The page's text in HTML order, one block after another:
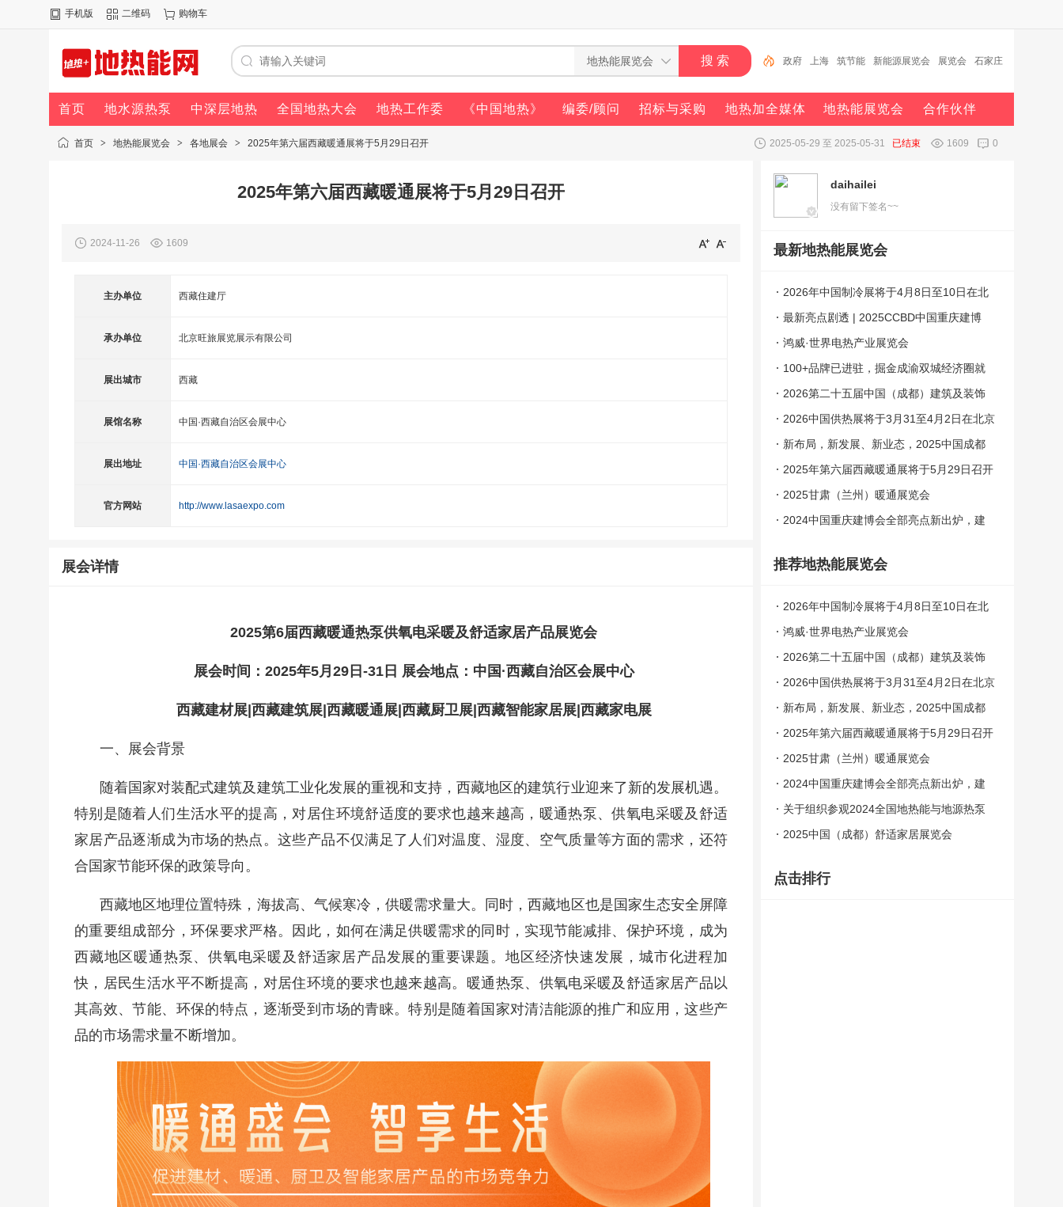
手机版 二维码 购物车
政府 上海 筑节能 新能源展览会 展览会 石家庄
山东 热泵 中国 专业委员会
首页 地水源热泵 中深层地热 全国地热大会 地热工作委 《中国地热》 编委/顾问 招标与采购 地热加全媒体 地热能展览会 合作伙伴
2025-05-29 至 2025-05-31 已结束 1609 0
首页 > 地热能展览会 > 各地展会 > 2025年第六届西藏暖通展将于5月29日召开
2025年第六届西藏暖通展将于5月29日召开
2024-11-26 1609
主办单位 西藏住建厅
承办单位 北京旺旅展览展示有限公司
展出城市 西藏
展馆名称 中国·西藏自治区会展中心
展出地址 中国·西藏自治区会展中心
官方网站 http://www.lasaexpo.com
展会详情
2025第6届西藏暖通热泵供氧电采暖及舒适家居产品展览会
展会时间：2025年5月29日-31日 展会地点：中国·西藏自治区会展中心
西藏建材展|西藏建筑展|西藏暖通展|西藏厨卫展|西藏智能家居展|西藏家电展
一、展会背景
随着国家对装配式建筑及建筑工业化发展的重视和支持，西藏地区的建筑行业迎来了新的发展机遇。
特别是随着人们生活水平的提高，对居住环境舒适度的要求也越来越高，暖通热泵、供氧电采暖及舒适
家居产品逐渐成为市场的热点。这些产品不仅满足了人们对温度、湿度、空气质量等方面的需求，还符
合国家节能环保的政策导向。
西藏地区地理位置特殊，海拔高、气候寒冷，供暖需求量大。同时，西藏地区也是国家生态安全屏障
的重要组成部分，环保要求严格。因此，如何在满足供暖需求的同时，实现节能减排、保护环境，成为
西藏地区暖通热泵、供氧电采暖及舒适家居产品发展的重要课题。地区经济快速发展，城市化进程加
快，居民生活水平不断提高，对居住环境的要求也越来越高。暖通热泵、供氧电采暖及舒适家居产品以
其高效、节能、环保的特点，逐渐受到市场的青睐。特别是随着国家对清洁能源的推广和应用，这些产
品的市场需求量不断增加。
daihailei
没有留下签名~~
最新地热能展览会
2026年中国制冷展将于4月8日至10日在北
京举办
最新亮点剧透 | 2025CCBD中国重庆建博
会，看点究竟在哪
鸿威·世界电热产业展览会
100+品牌已进驻，掘金成渝双城经济圈就
来2025
2026第二十五届中国（成都）建筑及装饰
材料博览会
2026中国供热展将于3月31至4月2日在北京
举办
新布局，新发展、新业态，2025中国成都
建博会
2025年第六届西藏暖通展将于5月29日召开
2025甘肃（兰州）暖通展览会
2024中国重庆建博会全部亮点新出炉，建
推荐地热能展览会
2026年中国制冷展将于4月8日至10日在北
京举办
鸿威·世界电热产业展览会
2026第二十五届中国（成都）建筑及装饰
材料博览会
2026中国供热展将于3月31至4月2日在北京
举办
新布局，新发展、新业态，2025中国成都
建博会
2025年第六届西藏暖通展将于5月29日召开
2025甘肃（兰州）暖通展览会
2024中国重庆建博会全部亮点新出炉，建
材人10月必来！
关于组织参观2024全国地热能与地源热泵
展览会的通知
2025中国（成都）舒适家居展览会
点击排行